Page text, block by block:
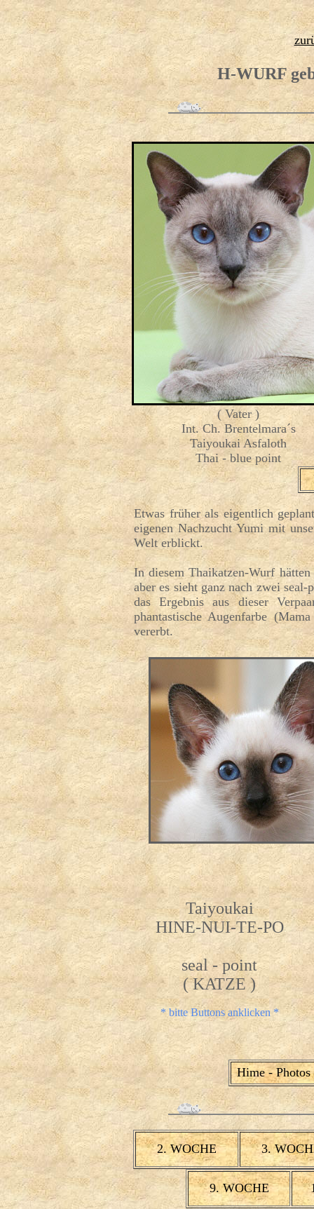
H-WURF
( Vater )
Int. Ch. Brentelmara´s
Taiyoukai Asfaloth
Thai - blue point
Etwas früher als eigentlich
eigenen Nachzucht Yumi mit
Welt erblickt.
In diesem Thaikatzen-Wurf
aber es sieht ganz nach zwei
das Ergebnis aus dieser
phantastische Augenfarbe
vererbt.
Taiyoukai
HINE-NUI-TE-PO
seal - point
( KATZE )
* bitte Buttons anklicken *
Hime - Photos
2. WOCHE 3.
9. WOCHE